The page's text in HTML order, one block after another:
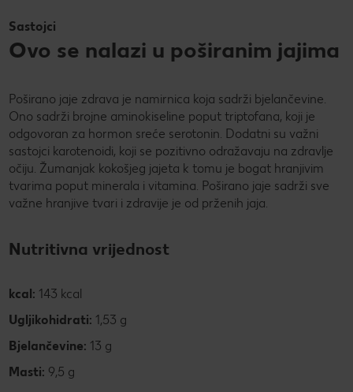
Sastojci
Ovo se nalazi u poširanim jajima
Poširano jaje zdrava je namirnica koja sadrži bjelančevine.
Ono sadrži brojne aminokiseline poput triptofana, koji je
odgovoran za hormon sreće serotonin. Dodatni su važni
sastojci karotenoidi, koji se pozitivno odražavaju na zdravlje
očiju. Žumanjak kokošjeg jajeta k tomu je bogat hranjivim
tvarima poput minerala i vitamina. Poširano jaje sadrži sve
važne hranjive tvari i zdravije je od prženih jaja.
Nutritivna vrijednost
kcal: 143 kcal
Ugljikohidrati: 1,53 g
Bjelančevine: 13 g
Masti: 9,5 g